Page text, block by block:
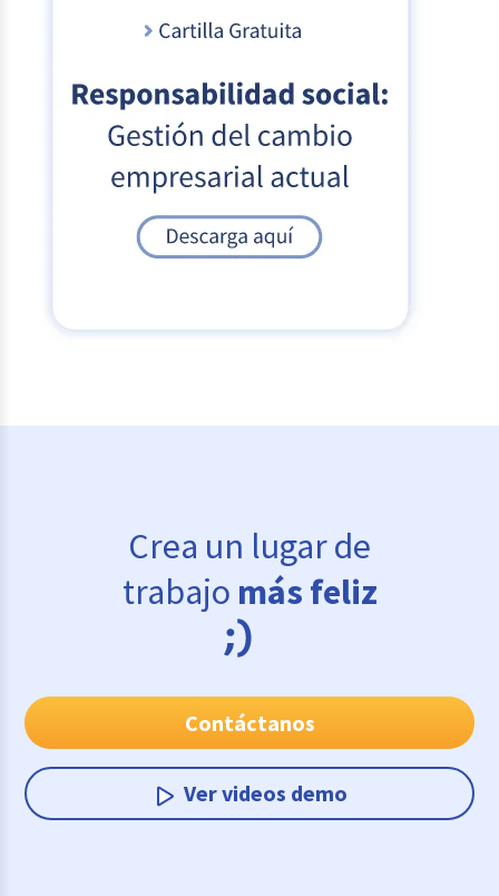
Crea un lugar de
trabajo más feliz
Contáctanos
Ver videos demo